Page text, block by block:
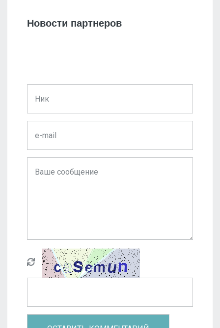
Новости партнеров